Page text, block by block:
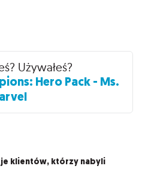
Używałeś?
Hero Pack - Ms.
klientów, którzy nabyli